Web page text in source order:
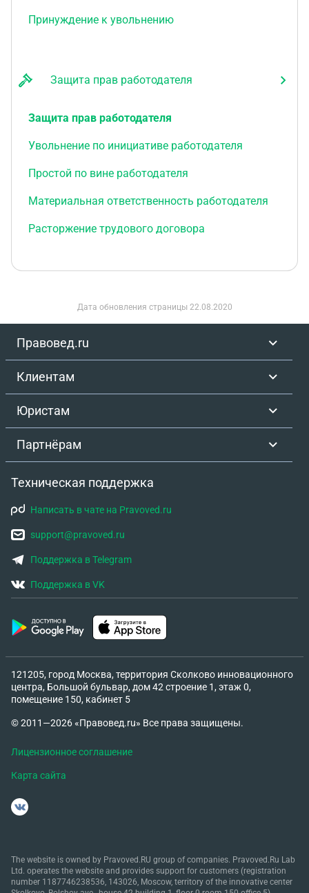
Принуждение к увольнению
Защита прав работодателя
Защита прав работодателя
Увольнение по инициативе работодателя
Простой по вине работодателя
Материальная ответственность работодателя
Расторжение трудового договора
Дата обновления страницы 22.08.2020
Правовед.ru
Клиентам
Юристам
Партнёрам
Техническая поддержка
Написать в чате на Pravoved.ru
support@pravoved.ru
Поддержка в Telegram
Поддержка в VK
121205, город Москва, территория Сколково инновационного
центра, Большой бульвар, дом 42 строение 1, этаж 0,
помещение 150, кабинет 5
© 2011—2026 «Правовед.ru» Все права защищены.
Лицензионное соглашение
Карта сайта
The website is owned by Pravoved.RU group of companies. Pravoved.Ru Lab
Ltd. operates the website and provides support for customers (registration
number 1187746238536, 143026, Moscow, territory of the innovative center